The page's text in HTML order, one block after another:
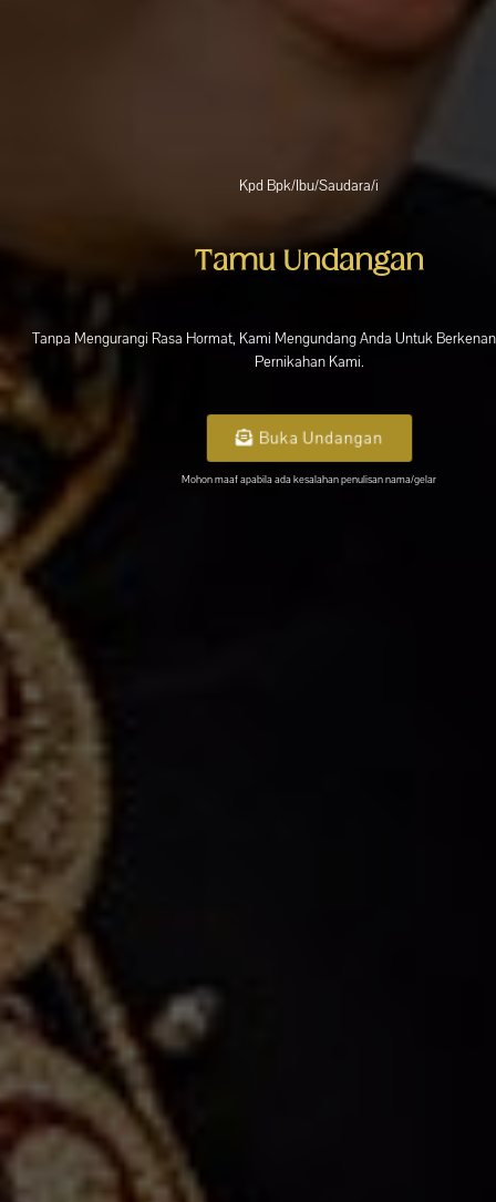
Kpd Bpk/Ibu/Saudara/i
Tamu Undangan
Tanpa Mengurangi Rasa Hormat, Kami Mengundang Anda Untuk
Pernikahan Kami.
Buka Undangan
Mohon maaf apabila ada kesalahan penulisan nama/gelar